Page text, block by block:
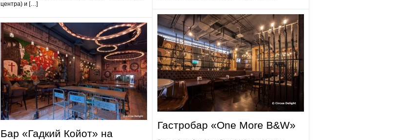
центра) и […]
Бар «Гадкий Койот» на
Гастробap «One More B&W»